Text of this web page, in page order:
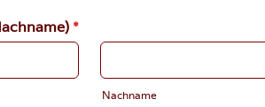
*
Nachname